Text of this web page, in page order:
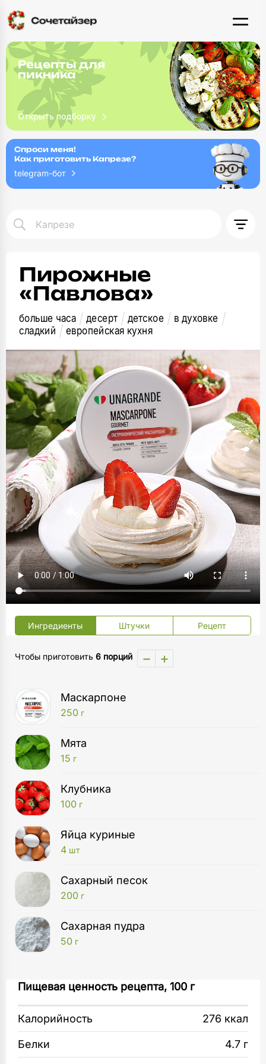
Рецепты для
пикника
Спроси меня!
Как приготовить Капрезе?
telegram-бот
Пирожные
«Павлова»
больше часа десерт детское
в духовке
сладкий
европейская кухня
Ингредиенты Штучки Рецепт
Чтобы приготовить 6 порций − +
Маскарпоне
250 г
Мята
15 г
Клубника
100 г
Яйца куриные
4 шт
Сахарный песок
200 г
Сахарная пудра
50 г
1 шт
Миксер
1 шт
водяной бане до растворения сахара.
Затем снимите с огня и взбивайте миксером
до получения крепкой густой массы.
Половину переложите в кондитерский мешок.
Пищевая ценность рецепта, 100 г
Калорийность 276 ккал
Белки 4.7 г